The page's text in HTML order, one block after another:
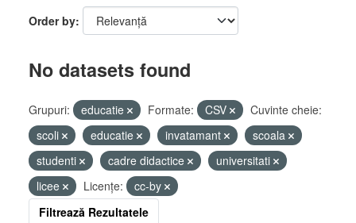
Order by
No datasets found
Grupuri: educatie Formate: CSV
Cuvinte cheie:
scoli
educatie invatamant
scoala
studenti
cadre didactice
universitati
licee
Licenţe:
cc-by
Filtrează Rezultatele